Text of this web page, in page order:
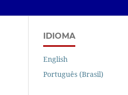
IDIOMA
English
Português (Brasil)